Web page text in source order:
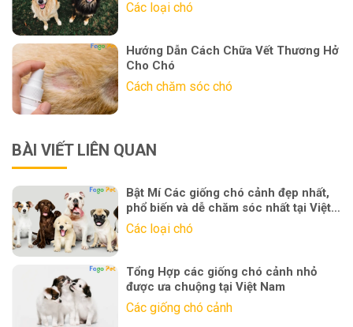
Các loại chó
Hướng Dẫn Cách Chữa Vết Thương Hở
Cho Chó
Cách chăm sóc chó
BÀI VIẾT LIÊN QUAN
Bật Mí Các giống chó cảnh đẹp nhất,
phổ biến và dễ chăm sóc nhất tại Việt
Nam
Các loại chó
Tổng Hợp các giống chó cảnh nhỏ
được ưa chuộng tại Việt Nam
Các giống chó cảnh